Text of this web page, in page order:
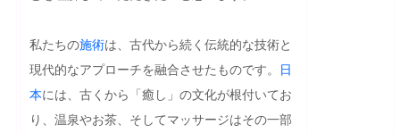
私たちの施術は、古代から続く伝統的な技術と
現代的なアプローチを融合させたものです。
日
本には、古くから「癒し」の文化が根付いてお
り、温泉やお茶、そしてマッサージはその一部